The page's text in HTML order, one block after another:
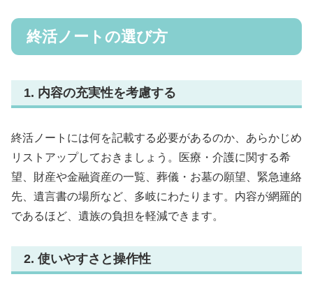
終活ノートの選び方
1. 内容の充実性を考慮する
終活ノートには何を記載する必要があるのか、あらかじめ
リストアップしておきましょう。医療・介護に関する希
望、財産や金融資産の一覧、葬儀・お墓の願望、緊急連絡
先、遺言書の場所など、多岐にわたります。内容が網羅的
であるほど、遺族の負担を軽減できます。
2. 使いやすさと操作性